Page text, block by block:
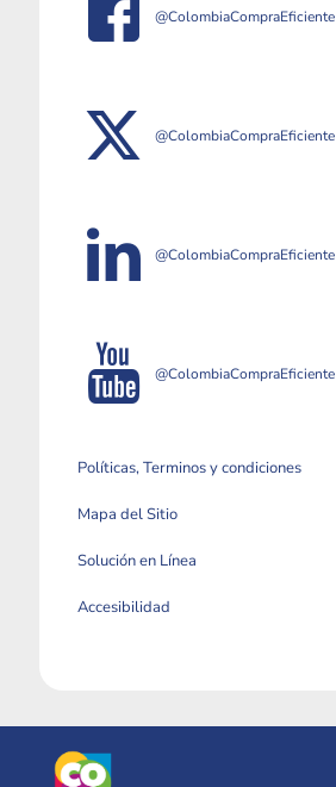
@ColombiaCompraEficiente
@ColombiaCompraEficiente
@ColombiaCompraEficiente
@ColombiaCompraEficiente
Políticas, Terminos y condiciones
Mapa del Sitio
Solución en Línea
Accesibilidad